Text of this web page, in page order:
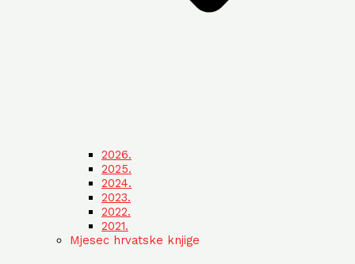
2026.
2025.
2024.
2023.
2022.
2021.
Mjesec hrvatske knjige